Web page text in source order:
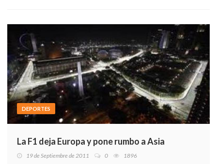
DEPORTES
La F1 deja Europa y pone rumbo a Asia
19 de Septiembre de 2011 0 1896